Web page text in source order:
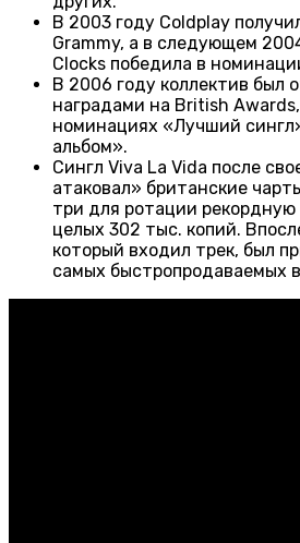
В 2003 году Coldplay
Grammy, а в следующем
Clocks победила в
В 2006 году коллектив был
наградами на British
номинациях «Лучший
альбом».
Сингл Viva La Vida после
атаковал» британские
три для ротации
целых 302 тыс. копий.
который входил трек, был
самых быстропродаваемых